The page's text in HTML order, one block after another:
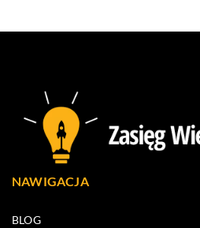
NAWIGACJA
BLOG